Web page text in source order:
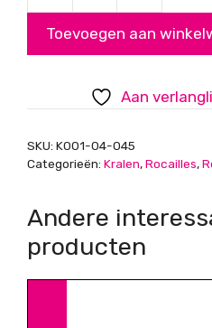
4mm
Toevoegen aan
Aan
SKU: K001-04-045
Categorieën: Kralen,Rocailles,
Andere
producten